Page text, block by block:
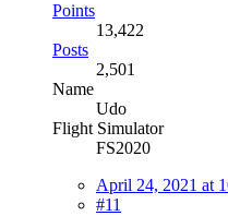
Points
13,422
Posts
2,501
Name
Udo
Flight Simulator
FS2020
April 24, 2021 at
#11